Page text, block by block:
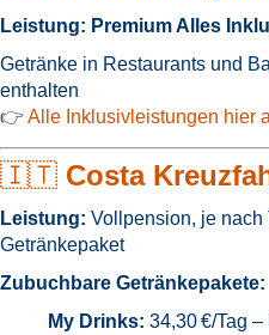
Leistung: Premium Alles
Getränke in Restaurants und
enthalten
👉 Alle Inklusivleistungen hier
🇮🇹 Costa
Leistung: Vollpension, je nach
Getränkepaket
Zubuchbare Getränkepakete:
My Drinks: 34,30 €/Tag